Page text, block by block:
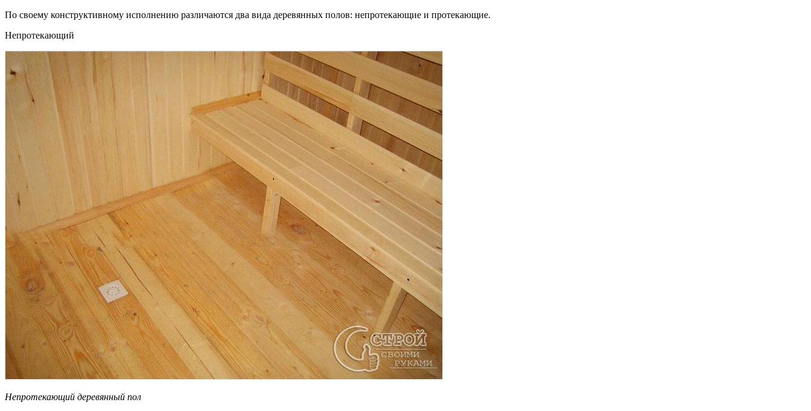
По своему конструктивному исполнению различаются два вида деревянных полов: непротекающие и протекающие.
Непротекающий
Непротекающий деревянный пол